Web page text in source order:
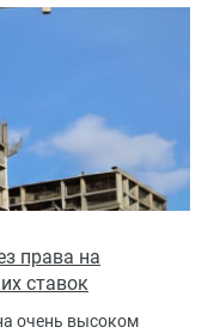
права на
ставок
очень высоком